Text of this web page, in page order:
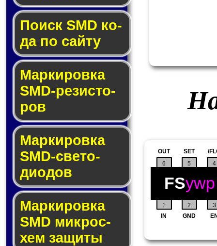
Поиск SMD ко­
да по сай­ту
Маркировка
SMD-ре­зис­то­
ров
Маркировка
SMD-све­то­
дио­дов
Мар­ки­ров­ка
SMD мик­рос­
хем защиты
1 2 3
4
IN GND
/
SET
5
6
OUT
FSywp